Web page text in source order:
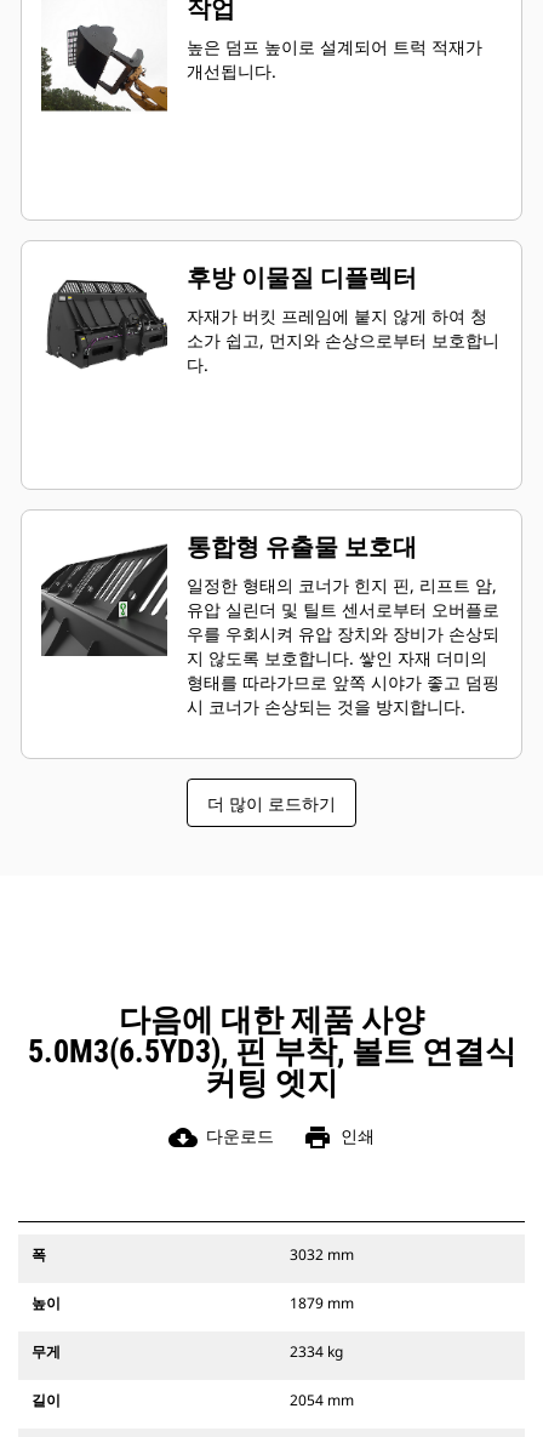
작업
높은 덤프 높이로 설계되어 트럭 적재가
개선됩니다.
후방 이물질 디플렉터
자재가 버킷 프레임에 붙지 않게 하여 청
소가 쉽고, 먼지와 손상으로부터 보호합니
다.
통합형 유출물 보호대
일정한 형태의 코너가 힌지 핀, 리프트 암,
유압 실린더 및 틸트 센서로부터 오버플로
우를 우회시켜 유압 장치와 장비가 손상되
지 않도록 보호합니다. 쌓인 자재 더미의
형태를 따라가므로 앞쪽 시야가 좋고 덤핑
시 코너가 손상되는 것을 방지합니다.
더 많이 로드하기
다음에 대한 제품 사양
5.0M3(6.5YD3), 핀 부착, 볼트 연결식
커팅 엣지
cloud_download 다운로드 print 인쇄
폭 3032 mm
높이 1879 mm
무게 2334 kg
길이 2054 mm